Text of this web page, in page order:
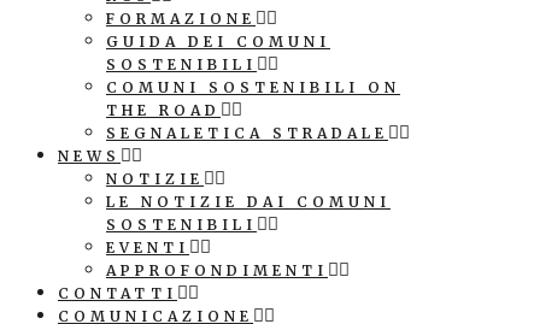
FORMAZIONE
GUIDA DEI COMUNI
SOSTENIBILI
COMUNI SOSTENIBILI ON
THE ROAD
SEGNALETICA STRADALE
NEWS
NOTIZIE
LE NOTIZIE DAI COMUNI
SOSTENIBILI
EVENTI
APPROFONDIMENTI
CONTATTI
COMUNICAZIONE